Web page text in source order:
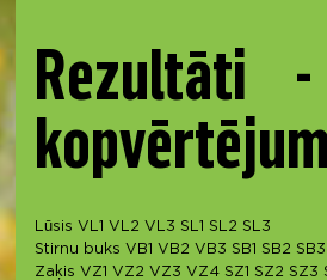
Rezultāti
Lūsis VL1 VL2 VL3 SL1 SL2 SL3
Stirnu buks VB1 VB2 VB3 SB1 SB2 SB3
Zaķis VZ1 VZ2 VZ3 VZ4 SZ1 SZ2 SZ3